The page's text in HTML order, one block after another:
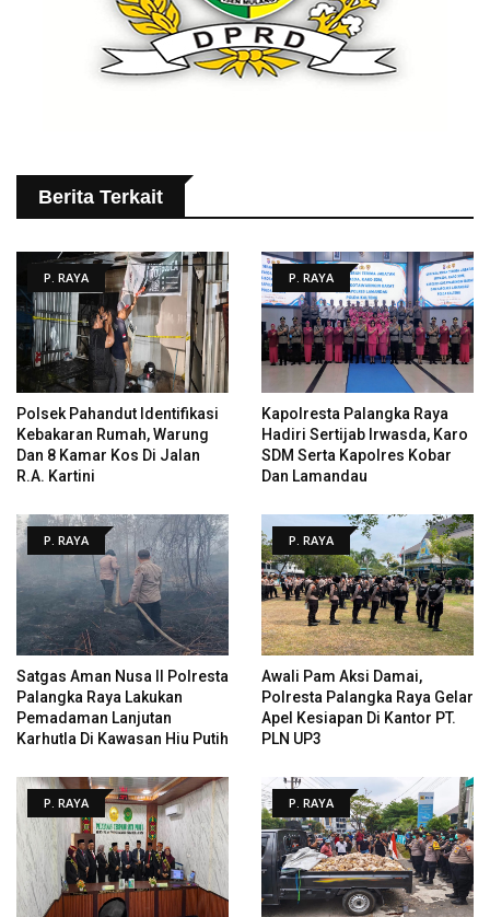
Berita Terkait
P. RAYA
Polsek Pahandut Identifikasi
Kebakaran Rumah, Warung
Dan 8 Kamar Kos Di Jalan
R.A. Kartini
P. RAYA
Kapolresta Palangka Raya
Hadiri Sertijab Irwasda, Karo
SDM Serta Kapolres Kobar
Dan Lamandau
P. RAYA
Satgas Aman Nusa II Polresta
Palangka Raya Lakukan
Pemadaman Lanjutan
Karhutla Di Kawasan Hiu Putih
P. RAYA
Awali Pam Aksi Damai,
Polresta Palangka Raya Gelar
Apel Kesiapan Di Kantor PT.
PLN UP3
P. RAYA P. RAYA